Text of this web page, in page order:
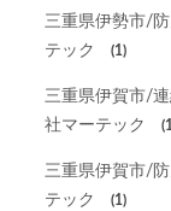
三重県伊勢市/
テック
(1)
三重県伊賀市/
社マーテック
三重県伊賀市/
テック
(1)